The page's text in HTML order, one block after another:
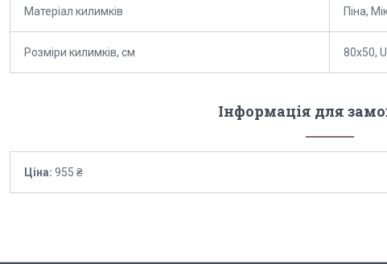
Матеріал килимків Піна,
Розміри килимків, см 80х50,
Інформація для
Ціна: 955 ₴